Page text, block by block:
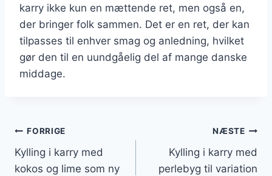
karry ikke kun en mættende ret, men også en,
der bringer folk sammen. Det er en ret, der kan
tilpasses til enhver smag og anledning, hvilket
gør den til en uundgåelig del af mange danske
middage.
Indlægsnavigation
FORRIGE
Kylling i karry med
kokos og lime som ny
NÆSTE
Kylling i karry med
perlebyg til variation